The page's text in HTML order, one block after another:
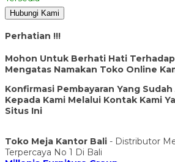
Hubungi Kami
Perhatian !!!
Mohon Untuk Berhati Hati
Mengatas Namakan Toko Online
Konfirmasi Pembayaran Yang
Kepada Kami Melalui Kontak Kami
Situs Ini
Toko Meja Kantor Bali - Distributor
Terpercaya No 1 Di Bali